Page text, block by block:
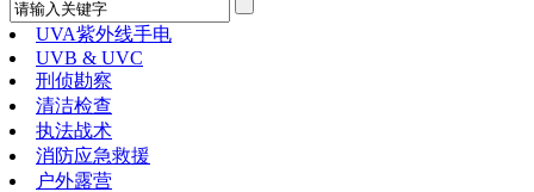
UVA紫外线手电
UVB & UVC
刑侦勘察
清洁检查
执法战术
消防应急救援
户外露营